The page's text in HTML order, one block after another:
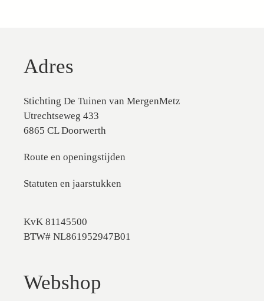
Adres
Stichting De Tuinen van MergenMetz
Utrechtseweg 433
6865 CL Doorwerth
Route en openingstijden
Statuten en jaarstukken
KvK 81145500
BTW# NL861952947B01
Webshop